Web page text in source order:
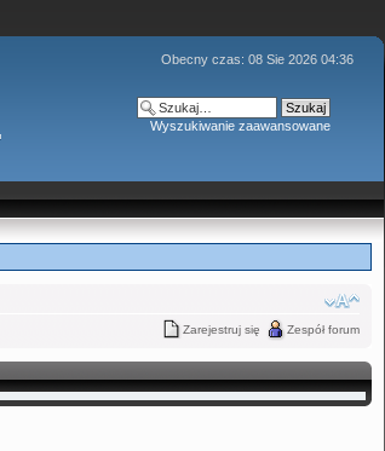
Obecny czas: 08 Sie 2026 04:36
Wyszukiwanie zaawansowane
Zarejestruj się Zespół forum